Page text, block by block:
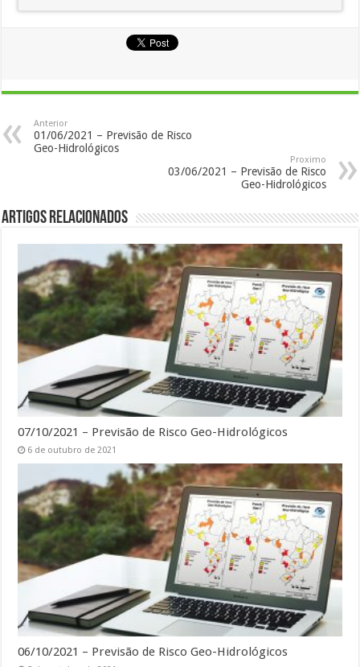
Anterior
01/06/2021 – Previsão de Risco
Geo-Hidrológicos
Proximo
03/06/2021 – Previsão de Risco
Geo-Hidrológicos
Artigos Relacionados
07/10/2021 – Previsão de Risco Geo-Hidrológicos
6 de outubro de 2021
06/10/2021 – Previsão de Risco Geo-Hidrológicos